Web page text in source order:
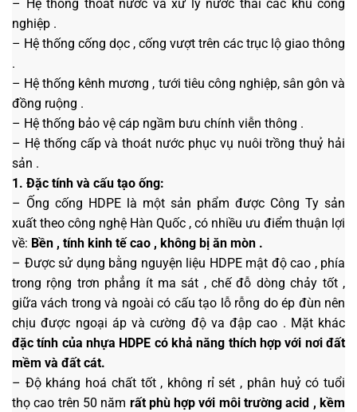
– Hệ thống thoát nước và xử lý nước thải các khu công
nghiệp .
– Hệ thống cống dọc , cống vượt trên các trục lộ giao thông
.
– Hệ thống kênh mương , tưới tiêu công nghiệp, sân gôn và
đồng ruộng .
– Hệ thống bảo vệ cáp ngầm bưu chính viễn thông .
– Hệ thống cấp và thoát nước phục vụ nuôi trồng thuỷ hải
sản .
1. Đặc tính và cấu tạo ống:
– Ống cống HDPE là một sản phẩm được Công Ty sản
xuất theo công nghệ Hàn Quốc , có nhiều ưu điểm thuận lợi
về: Bền , tính kinh tế cao , không bị ăn mòn .
– Được sử dụng bằng nguyện liệu HDPE mật độ cao , phía
trong rộng trơn phẳng ít ma sát , chế đỗ dòng chảy tốt ,
giữa vách trong và ngoài có cấu tạo lỗ rỗng do ép đùn nên
chịu được ngoại áp và cường độ va đập cao . Mặt khác
đặc tính của nhựa HDPE có khả năng thích hợp với nơi đất
mềm và đất cát.
– Độ kháng hoá chất tốt , không rỉ sét , phân huỷ có tuổi
thọ cao trên 50 năm rất phù hợp với môi trường acid , kềm